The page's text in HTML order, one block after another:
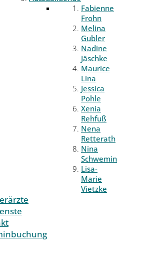
Fabienne
Frohn
Melina
Gubler
Nadine
Jäschke
Maurice
Lina
Jessica
Pohle
Xenia
Rehfuß
Nena
Retterath
Nina
Schwemin
Lisa-
Marie
Vietzke